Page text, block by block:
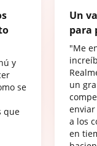
y
se
que
Un
para
"Me
un
a los
en